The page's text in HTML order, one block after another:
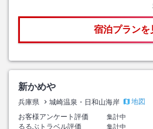
宿泊プランを
新かめや
兵庫県 城崎温泉・日和山海岸
地図
お客様アンケート評価
集計中
るるぶトラベル評価
集計中